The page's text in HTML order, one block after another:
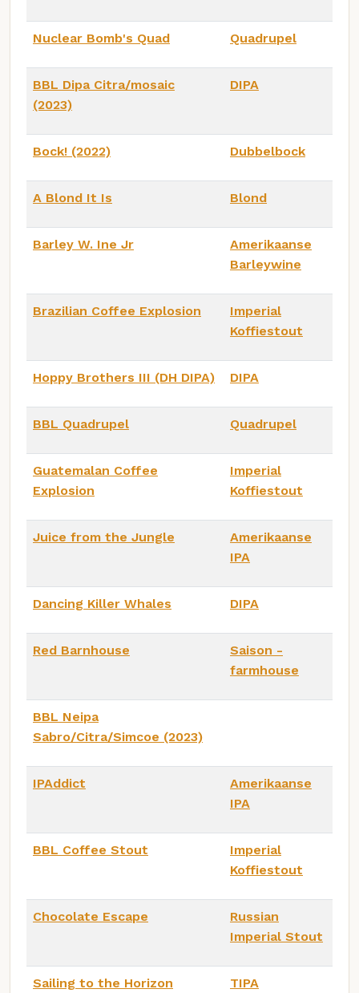
Nuclear Bomb's Quad Quadrupel
BBL Dipa Citra/mosaic
(2023)
DIPA
Bock! (2022) Dubbelbock
A Blond It Is Blond
Barley W. Ine Jr
Amerikaanse
Barleywine
Brazilian Coffee Explosion
Imperial
Koffiestout
Hoppy Brothers III (DH DIPA) DIPA
BBL Quadrupel Quadrupel
Guatemalan Coffee
Explosion
Imperial
Koffiestout
Juice from the Jungle
Amerikaanse
IPA
Dancing Killer Whales DIPA
Red Barnhouse
Saison -
farmhouse
BBL Neipa
Sabro/Citra/Simcoe (2023)
IPAddict
Amerikaanse
IPA
BBL Coffee Stout
Imperial
Koffiestout
Chocolate Escape
Russian
Imperial Stout
Sailing to the Horizon TIPA